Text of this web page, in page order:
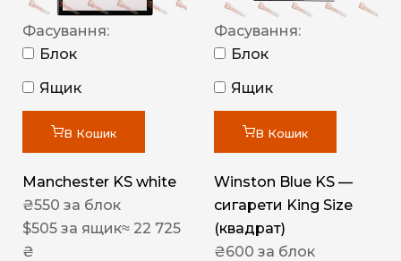
Фасування:
Блок
Ящик
В Кошик
Manchester KS white
₴550 за блок
$505 за ящик≈ 22 725
₴
Фасування:
Блок
Ящик
В Кошик
Winston Blue KS —
сигарети King Size
(квадрат)
₴600 за блок